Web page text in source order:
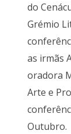
do
Grémio
as irmãs
oradora
Arte e
Outubro.